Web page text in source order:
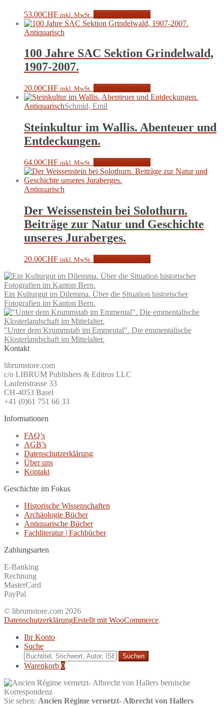
53.00CHF inkl. MwSt.
Antiquarisch
100 Jahre SAC Sektion Grindelwald,
1907-2007.
20.00CHF inkl. MwSt.
AntiquarischSchmid, Emil
Steinkultur im Wallis. Abenteuer und
Entdeckungen.
64.00CHF inkl. MwSt.
Antiquarisch
Der Weissenstein bei Solothurn.
Beiträge zur Natur und Geschichte
unseres Juraberges.
20.00CHF inkl. MwSt.
Ein Kulturgut im Dilemma. Über die Situation historischer
Fotografien im Kanton Bern.
"Unter dem Krummstab im Emmental". Die emmentalische
Klosterlandschaft im Mittelalter.
Kontakt
librumstore.com
c/o LIBRUM Publishers & Editros LLC
Laufenstrasse 33
CH-4053 Basel
+41 (0)61 751 66 33
Informationen
FAQ’s
AGB’s
Datenschutzerklärung
Über uns
Kontakt
Geschichte im Fokus
Historische Wissenschaften
Archäologie Bücher
Antiquarische Bücher
Fachliteratur | Fachbücher
Zahlungsarten
E-Banking
Rechnung
MasterCard
PayPal
© librumstore.com 2026
DatenschutzerklärungErstellt mit WooCommerce.
Ihr Konto
Suche
Suche
nach:
Warenkorb 0
Sie sehen: Ancien Régime vernetzt- Albrecht von Hallers